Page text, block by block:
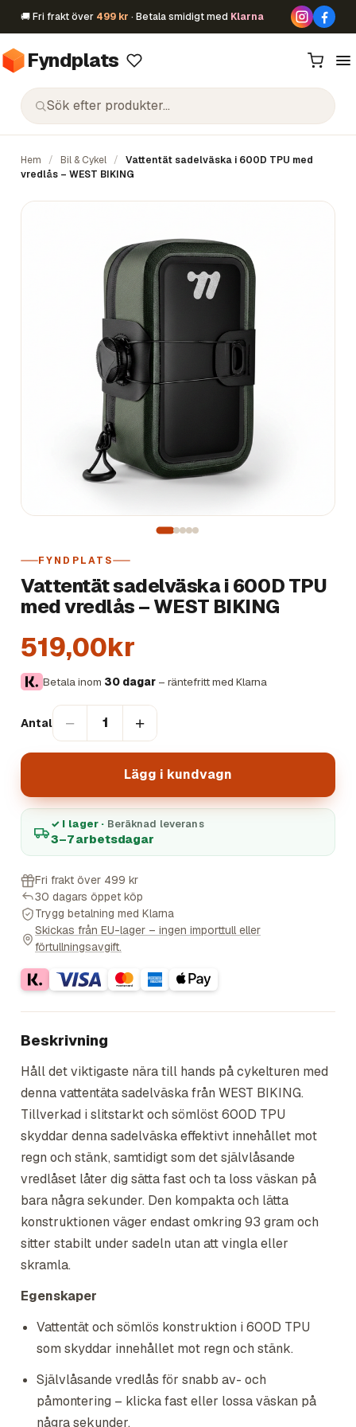
🚚 Fri frakt över 499 kr · Betala smidigt med Klarna
Fyndplats
Hem / Bil & Cykel /
Vattentät sadelväska i 600D TPU med
vredlås – WEST BIKING
FYNDPLATS
Vattentät sadelväska i 600D TPU
med vredlås – WEST BIKING
519,00kr
Betala inom 30 dagar – räntefritt med Klarna
Antal − 1 +
Lägg i kundvagn
✓ I lager · Beräknad leverans
3–7 arbetsdagar
Fri frakt över 499 kr
30 dagars öppet köp
Trygg betalning med Klarna
Skickas från EU-lager – ingen importtull eller
förtullningsavgift.
Beskrivning
Håll det viktigaste nära till hands på cykelturen med
denna vattentäta sadelväska från WEST BIKING.
Tillverkad i slitstarkt och sömlöst 600D TPU
skyddar denna sadelväska effektivt innehållet mot
regn och stänk, samtidigt som det självlåsande
vredlåset låter dig sätta fast och ta loss väskan på
bara några sekunder. Den kompakta och lätta
konstruktionen väger endast omkring 93 gram och
sitter stabilt under sadeln utan att vingla eller
skramla.
Egenskaper
Vattentät och sömlös konstruktion i 600D TPU
som skyddar innehållet mot regn och stänk.
Självlåsande vredlås för snabb av- och
påmontering – klicka fast eller lossa väskan på
några sekunder.